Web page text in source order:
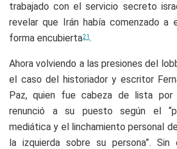
trabajado con el servicio secreto
revelar que Irán había comenzado a
forma encubierta21.
Ahora volviendo a las presiones del
el caso del historiador y escritor
Paz, quien fue cabeza de lista por
renunció a su puesto según el
mediática y el linchamiento personal
la izquierda sobre su persona”. Sin